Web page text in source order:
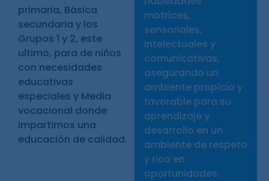
primaria, Básica
secundaria y los
Grupos 1 y 2, este
ultimo, para de niños
con necesidades
educativas
especiales y Media
vocacional donde
impartimos una
educación de calidad.
motrices,
sensoriales,
intelectuales y
comunicativas,
asegurando un
ambiente propicio y
favorable para su
aprendizaje y
desarrollo en un
ambiente de respeto
y rico en
oportunidades.